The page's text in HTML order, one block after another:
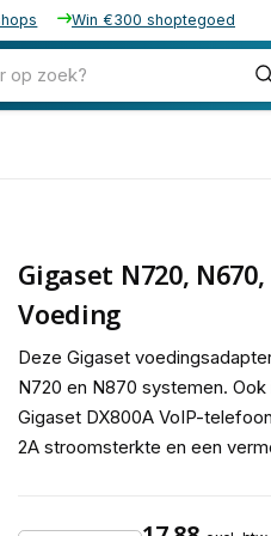
Win €300 shoptegoed
op zoek?
Gigaset N720,
Voeding
Deze Gigaset
N720 en N870 systemen.
Gigaset DX800A VoIP-
2A stroomsterkte en een
btw
btw